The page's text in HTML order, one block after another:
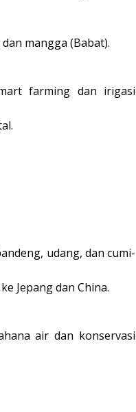
mangga (Babat).
farming dan irigasi
udang, dan cumi-
Jepang dan China.
air dan konservasi